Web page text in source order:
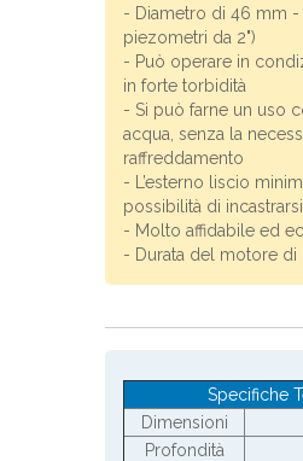
- Diametro di 46 mm -
piezometri da 2")
- Può operare in
in forte torbidità
- Si può farne un uso
acqua, senza la
raffreddamento
- L’esterno liscio
possibilità di incastrarsi
- Molto affidabile ed
- Durata del motore di
Specifiche
Dimensioni
Profondità